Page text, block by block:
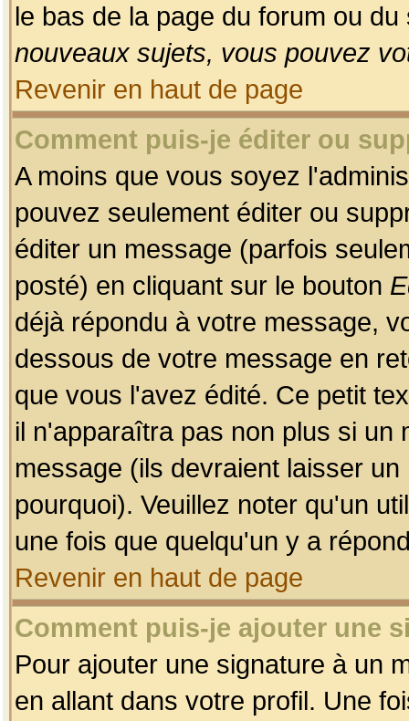
le bas de la page du forum ou
nouveaux sujets, vous pouvez
Revenir en haut de page
Comment puis-je éditer ou
A moins que vous soyez
pouvez seulement éditer ou
éditer un message (parfois
posté) en cliquant sur le bouton
déjà répondu à votre message,
dessous de votre message en
que vous l'avez édité. Ce petit
il n'apparaîtra pas non plus si un
message (ils devraient laisser
pourquoi). Veuillez noter qu'un
une fois que quelqu'un y a
Revenir en haut de page
Comment puis-je ajouter une
Pour ajouter une signature à un
en allant dans votre profil. Une